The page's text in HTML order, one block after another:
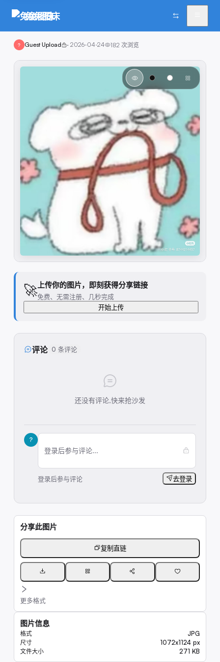
兔兔图床
? Guest Upload · 2026-04-24 182 次浏览
🚀 上传你的图片，即刻获得分享链接
免费、无需注册、几秒完成
开始上传
评论 0 条评论
还没有评论,快来抢沙发
?
登录后参与评论...
登录后参与评论 去登录
分享此图片
复制直链
更多格式
图片信息
格式 JPG
尺寸 1072x1124 px
文件大小 271 KB